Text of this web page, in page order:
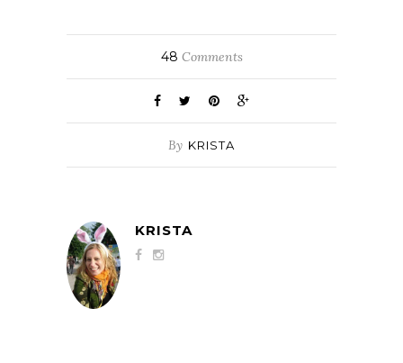
48 Comments
By KRISTA
KRISTA